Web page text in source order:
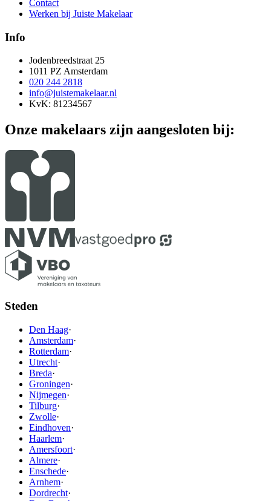
Contact
Werken bij Juiste Makelaar
Info
Jodenbreedstraat 25
1011 PZ Amsterdam
020 244 2818
info@juistemakelaar.nl
KvK: 81234567
Onze makelaars zijn aangesloten bij:
Steden
Den Haag·
Amsterdam·
Rotterdam·
Utrecht·
Breda·
Groningen·
Nijmegen·
Tilburg·
Zwolle·
Eindhoven·
Haarlem·
Amersfoort·
Almere·
Enschede·
Arnhem·
Dordrecht·